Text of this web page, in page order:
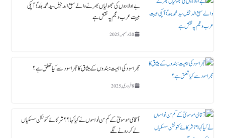
بے اولادوں کی جھولیاں بھرنے والے سبع الدجیل سید محمد بلدؑ ؛ آپکی
ہیبت عرب و عجم پہ نقش ہے
20 دسمبر, 2025
حجر اسود کی اہمیت : بندوں کے میثاق کا حجر اسود سے کیا تعلق ہے؟
8 فروری, 2025
آقای موسویؒ کے کم سن نواسوں نے کیا کہا ؟؟ شرکائے کنونشن سسکیاں
لے کر رونے لگے